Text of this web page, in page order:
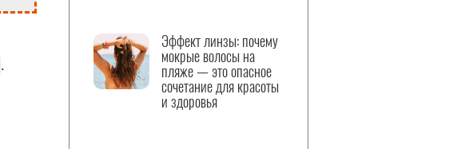
.
Эффект линзы: почему
мокрые волосы на
пляже — это опасное
сочетание для красоты
и здоровья